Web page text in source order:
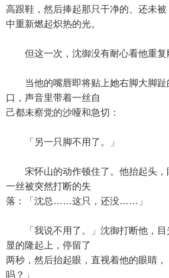
高跟鞋，然后捧起那只干净的、还未
中重新燃起炽热的光。
但这一次，沈御没有耐心看他重复
当他的嘴唇即将贴上她右脚大脚趾
口，声音里带着一丝自
己都未察觉的沙哑和急切：
「另一只脚不用了。」
宋怀山的动作顿住了。他抬起头，
一丝被突然打断的失
落：「沈总……这只，还没……」
「我说不用了。」沈御打断他，目
显的隆起上，停留了
两秒，然后抬起眼，直视着他的眼睛
吗？」